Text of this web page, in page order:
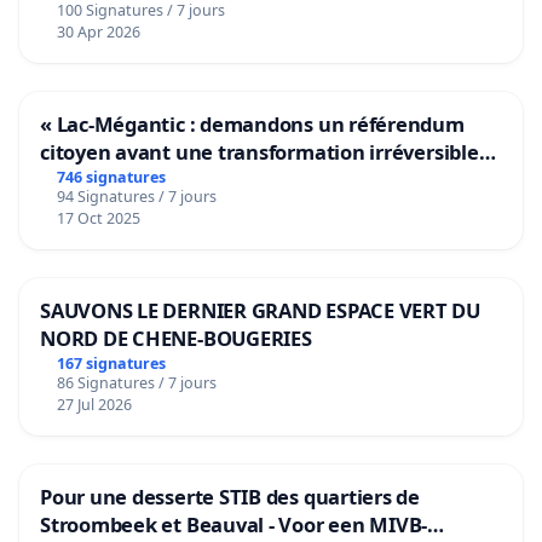
hedges, shrubs and trees which, moreover
have become living environments for birdlife
applied to the 4 residences bordering the park
and the rights of way constitutes an increased
risk of the harmful effect of traffic on the
safety of the neighborhood through the
a sword of Damocles over the heads of their
owners.
The City consulted adolescents in 2022 to find
out their desires. It did not consult other
citizens who use the park, neither the tax
value of buildings in the neighborhood.
100 Signatures / 7 jours
30 Apr 2026
« Lac-Mégantic : demandons un référendum
citoyen avant une transformation irréversible
de notre territoire »
746 signatures
94 Signatures / 7 jours
17 Oct 2025
SAUVONS LE DERNIER GRAND ESPACE VERT DU
NORD DE CHENE-BOUGERIES
167 signatures
86 Signatures / 7 jours
27 Jul 2026
Pour une desserte STIB des quartiers de
Stroombeek et Beauval - Voor een MIVB-